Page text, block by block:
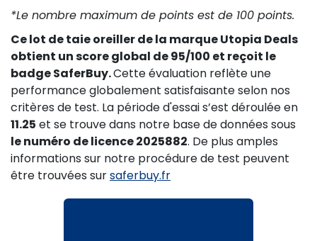
*Le nombre maximum de points est de 100 points.
Ce lot de taie oreiller de la marque Utopia Deals
obtient un score global de 95/100 et reçoit le
badge SaferBuy.Cette évaluation reflète une
performance globalement satisfaisante selon nos
critères de test. La période d'essai s’est déroulée en
11.25 et se trouve dans notre base de données sous
le numéro de licence 2025882. De plus amples
informations sur notre procédure de test peuvent
être trouvées sursaferbuy.fr